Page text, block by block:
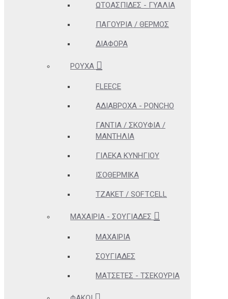
ΩΤΟΑΣΠΊΔΕΣ - ΓΥΑΛΙΆ
ΠΑΓΟΎΡΙΑ / ΘΕΡΜΌΣ
ΔΙΆΦΟΡΑ
ΡΟΎΧΑ
FLEECE
ΑΔΊΑΒΡΟΧΑ - PONCHO
ΓΆΝΤΙΑ / ΣΚΟΥΦΙΆ /
ΜΑΝΤΉΛΙΑ
ΓΙΛΈΚΑ ΚΥΝΗΓΊΟΥ
ΙΣΟΘΕΡΜΙΚΆ
ΤΖΆΚΕΤ / SOFTCELL
ΜΑΧΑΊΡΙΑ - ΣΟΥΓΙΆΔΕΣ
ΜΑΧΑΊΡΙΑ
ΣΟΥΓΙΆΔΕΣ
ΜΑΤΣΈΤΕΣ - ΤΣΕΚΟΎΡΙΑ